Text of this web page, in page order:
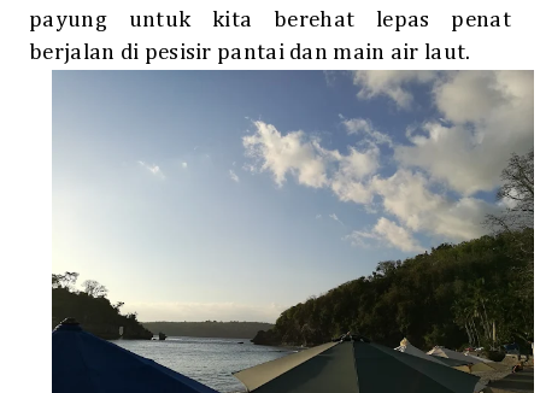
payung untuk kita berehat lepas penat
berjalan di pesisir pantai dan main air laut.